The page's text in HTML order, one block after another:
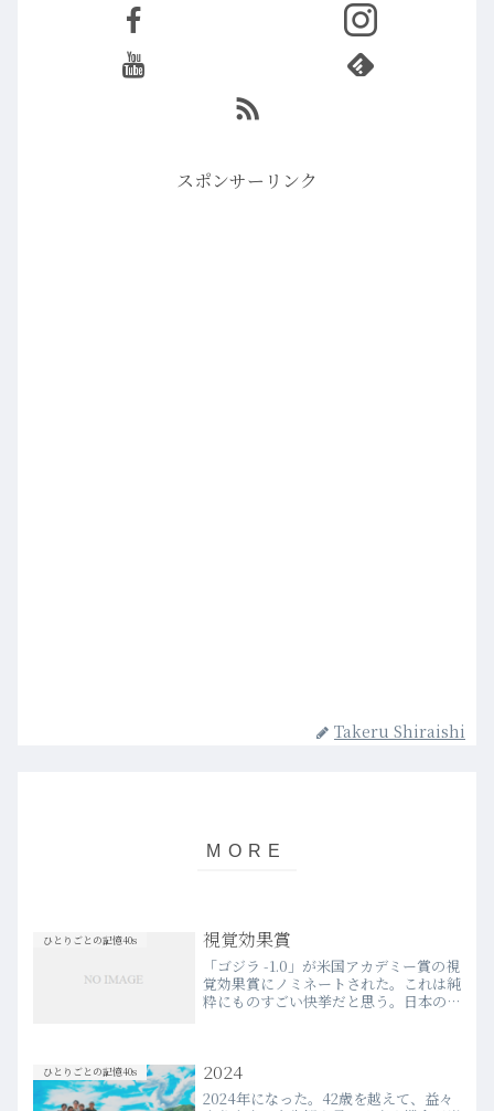
スポンサーリンク
Takeru Shiraishi
ひとりごとの記憶40s 視覚効果賞
「ゴジラ -1.0」が米国アカデミー賞の視
覚効果賞にノミネートされた。これは純
粋にものすごい快挙だと思う。日本の
携わる多くの人間にと…more
ひとりごとの記憶40s 2024
2024年になった。42歳を越えて、益々